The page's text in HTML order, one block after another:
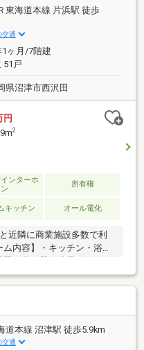
■敷地内駐車場：中段 車
、車高1750ｍｍ、車重
建設・日本建設業経営協
東海道本線 片浜駅 徒歩
交通
1ヶ月/7階建
51戸
県沼津市西沢田
円
2
ンターホ
ン
所有権
キッチン オール電化
近隣に商業施設多数で利
内容】・キッチン・浴
…約1400ｍ・金岡中学校…
西沢田店…約110ｍ・業務ス
ブンイレブン沼津西沢田
沼津…約650m■富士急シテ
■沢田小・金岡中■瑕疵保
司法書士は売主の指定と
道本線 沼津駅 徒歩5.9km
交通